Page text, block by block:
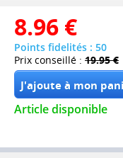
8.96 €
Points fidelités : 50
Prix conseillé : 19.95 €
Article disponible